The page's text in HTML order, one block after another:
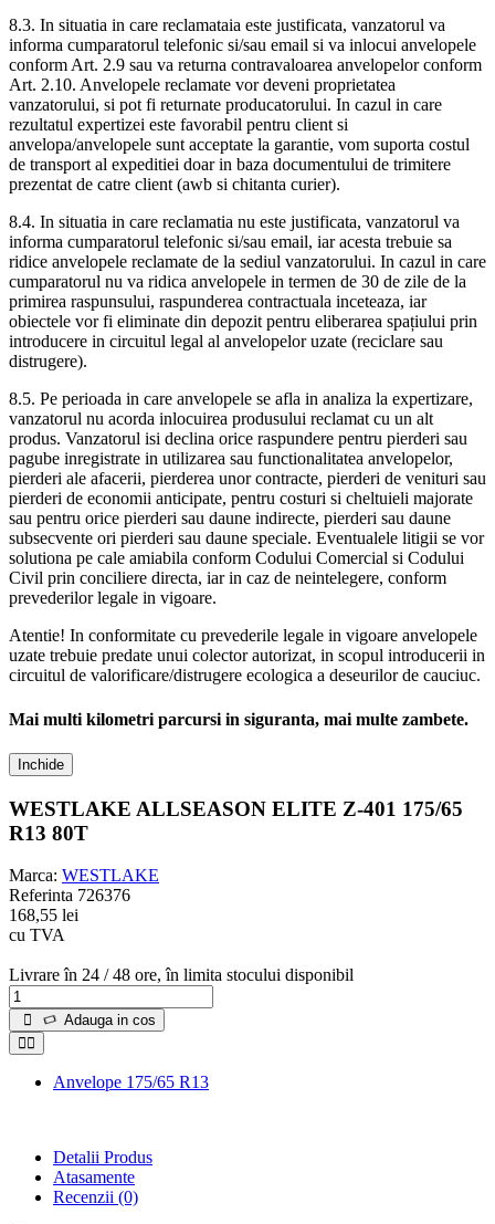
8.3. In situatia in care reclamataia este justificata, vanzatorul va
informa cumparatorul telefonic si/sau email si va inlocui anvelopele
conform Art. 2.9 sau va returna contravaloarea anvelopelor conform
Art. 2.10. Anvelopele reclamate vor deveni proprietatea
vanzatorului, si pot fi returnate producatorului. In cazul in care
rezultatul expertizei este favorabil pentru client si
anvelopa/anvelopele sunt acceptate la garantie, vom suporta costul
de transport al expeditiei doar in baza documentului de trimitere
prezentat de catre client (awb si chitanta curier).
8.4. In situatia in care reclamatia nu este justificata, vanzatorul va
informa cumparatorul telefonic si/sau email, iar acesta trebuie sa
ridice anvelopele reclamate de la sediul vanzatorului. In cazul in care
cumparatorul nu va ridica anvelopele in termen de 30 de zile de la
primirea raspunsului, raspunderea contractuala inceteaza, iar
obiectele vor fi eliminate din depozit pentru eliberarea spațiului prin
introducere in circuitul legal al anvelopelor uzate (reciclare sau
distrugere).
8.5. Pe perioada in care anvelopele se afla in analiza la expertizare,
vanzatorul nu acorda inlocuirea produsului reclamat cu un alt
produs. Vanzatorul isi declina orice raspundere pentru pierderi sau
pagube inregistrate in utilizarea sau functionalitatea anvelopelor,
pierderi ale afacerii, pierderea unor contracte, pierderi de venituri sau
pierderi de economii anticipate, pentru costuri si cheltuieli majorate
sau pentru orice pierderi sau daune indirecte, pierderi sau daune
subsecvente ori pierderi sau daune speciale. Eventualele litigii se vor
solutiona pe cale amiabila conform Codului Comercial si Codului
Civil prin conciliere directa, iar in caz de neintelegere, conform
prevederilor legale in vigoare.
Atentie! In conformitate cu prevederile legale in vigoare anvelopele
uzate trebuie predate unui colector autorizat, in scopul introducerii in
circuitul de valorificare/distrugere ecologica a deseurilor de cauciuc.
Mai multi kilometri parcursi in siguranta, mai multe zambete.
Inchide
WESTLAKE ALLSEASON ELITE Z-401 175/65
R13 80T
Marca: WESTLAKE
Referinta 726376
168,55 lei
cu TVA
Livrare în 24 / 48 ore, în limita stocului disponibil
Adauga in cos
Anvelope 175/65 R13
Detalii Produs
Atasamente
Recenzii (0)